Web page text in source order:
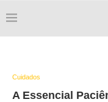
Cuidados
A Essencial